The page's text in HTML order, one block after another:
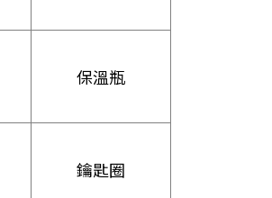
保溫瓶
鑰匙圈